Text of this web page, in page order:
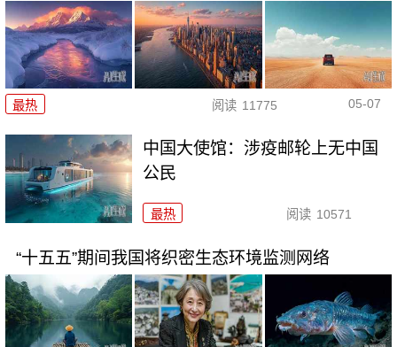
最热 阅读 11775 05-07
中国大使馆：涉疫邮轮上无中国
公民
最热 阅读 10571
“十五五”期间我国将织密生态环境监测网络